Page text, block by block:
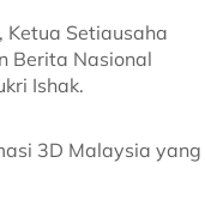
Ketua Setiausaha
Berita Nasional
Ishak.
3D Malaysia yang